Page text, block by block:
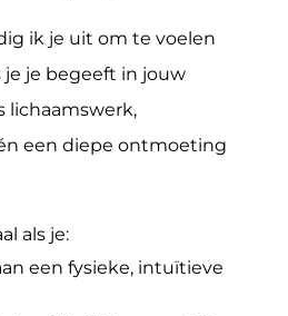
ik je uit om te voelen
je begeeft in jouw
lichaamswerk,
een diepe ontmoeting
als je:
een fysieke, intuïtieve